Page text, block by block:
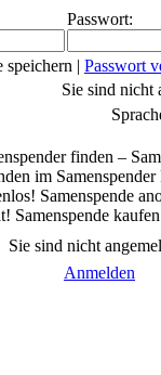
Passwort:
speichern | Passwort
Sie sind nicht
finden –
im
Samenspende
Samenspende
Sie sind nicht
Anmelden